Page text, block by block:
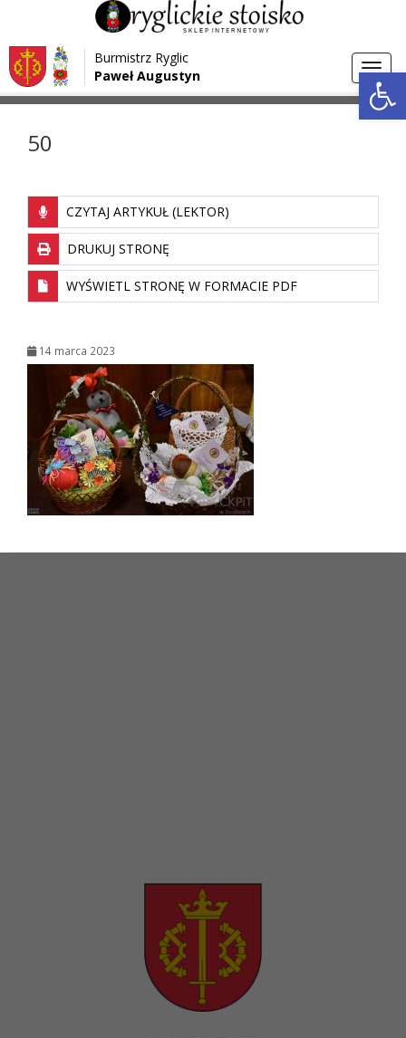
Przejdź do menu
Przejdź do głównej treści strony
Przejdź do stopki strony
Burmistrz Ryglic
Paweł Augustyn
Strona główna > Media >
50
CZYTAJ ARTYKUŁ (LEKTOR)
DRUKUJ STRONĘ
WYŚWIETL STRONĘ W FORMACIE PDF
14 marca 2023